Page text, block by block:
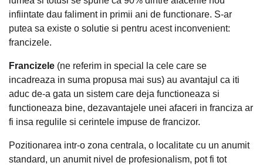
infiintate dau faliment in primii ani de functionare. S-ar
putea sa existe o solutie si pentru acest inconvenient:
francizele.
Francizele (ne referim in special la cele care se
incadreaza in suma propusa mai sus) au avantajul ca iti
aduc de-a gata un sistem care deja functioneaza si
functioneaza bine, dezavantajele unei afaceri in franciza ar
fi insa regulile si cerintele impuse de francizor.
Pozitionarea intr-o zona centrala, o localitate cu un anumit
standard, un anumit nivel de profesionalism, pot fi tot